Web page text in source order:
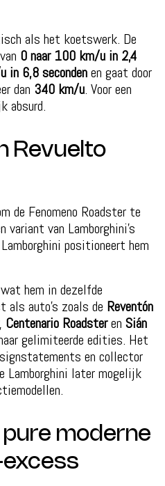
als het koetswerk. De
0 naar 100 km/u in 2,4
in 6,8 secondenen gaat door
dan 340 km/u. Voor een
absurd.
Revuelto
de Fenomeno Roadster te
variant van Lamborghini’s
positioneert hem
hem in dezelfde
als auto’s zoals de Reventón
, Centenario Roadsteren Sián
gelimiteerde edities. Het
en collector
Lamborghini later mogelijk
pure moderne